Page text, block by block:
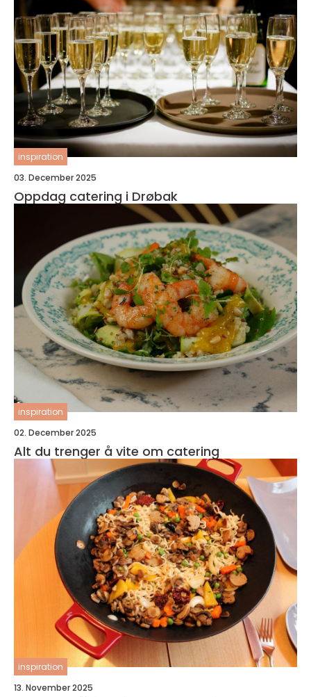
inspiration
03. December 2025
Oppdag catering i Drøbak
inspiration
02. December 2025
Alt du trenger å vite om catering
inspiration
13. November 2025